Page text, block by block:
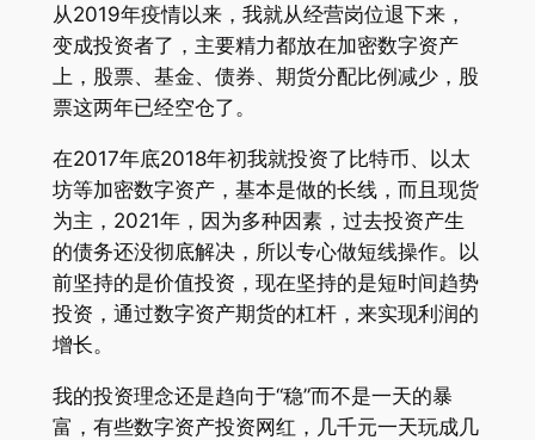
从2019年疫情以来，我就从经营岗位退下来，
变成投资者了，主要精力都放在加密数字资产
上，股票、基金、债券、期货分配比例减少，股
票这两年已经空仓了。
在2017年底2018年初我就投资了比特币、以太
坊等加密数字资产，基本是做的长线，而且现货
为主，2021年，因为多种因素，过去投资产生
的债务还没彻底解决，所以专心做短线操作。以
前坚持的是价值投资，现在坚持的是短时间趋势
投资，通过数字资产期货的杠杆，来实现利润的
增长。
我的投资理念还是趋向于“稳”而不是一天的暴
富，有些数字资产投资网红，几千元一天玩成几